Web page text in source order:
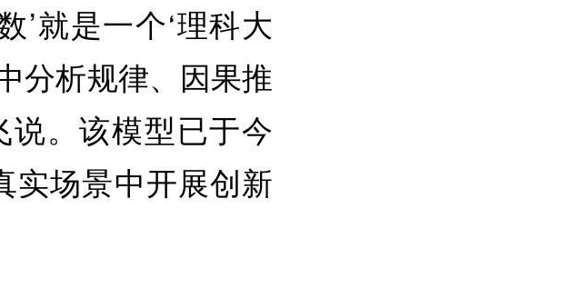
’就是一个‘理科大
分析规律、因果推
说。该模型已于今
实场景中开展创新